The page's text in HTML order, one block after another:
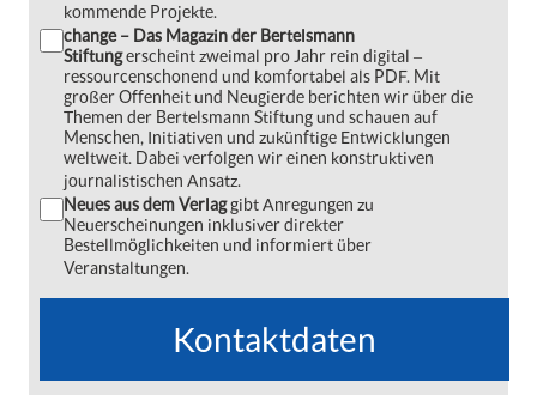
kommende Projekte.
change – Das Magazin der Bertelsmann
Stiftungerscheint zweimal pro Jahr rein digital ‒
ressourcenschonend und komfortabel als PDF. Mit
großer Offenheit und Neugierde berichten wir über die
Themen der Bertelsmann Stiftung und schauen auf
Menschen, Initiativen und zukünftige Entwicklungen
weltweit. Dabei verfolgen wir einen konstruktiven
journalistischen Ansatz.
Neues aus dem Verlaggibt Anregungen zu
Neuerscheinungen inklusiver direkter
Bestellmöglichkeiten und informiert über
Veranstaltungen.
Kontaktdaten